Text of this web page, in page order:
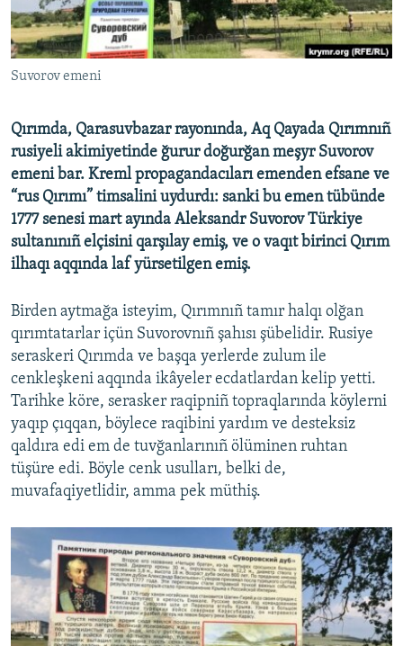
Русский
Українською
RFE/RS bütün saytları
Suvorov emeni
Qırımda, Qarasuvbazar rayonında, Aq Qayada Qırımnıñ
rusiyeli akimiyetinde ğurur doğurğan meşyr Suvorov
emeni bar. Kreml propagandacıları emenden efsane ve
“rus Qırımı” timsalini uydurdı: sanki bu emen tübünde
1777 senesi mart ayında Aleksandr Suvorov Türkiye
sultanınıñ elçisini qarşılay emiş, ve o vaqıt birinci Qırım
ilhaqı aqqında laf yürsetilgen emiş.
Birden aytmağa isteyim, Qırımnıñ tamır halqı olğan
qırımtatarlar içün Suvorovnıñ şahısı şübelidir. Rusiye
seraskeri Qırımda ve başqa yerlerde zulum ile
cenkleşkeni aqqında ikâyeler ecdatlardan kelip yetti.
Tarihke köre, serasker raqipniñ topraqlarında köylerni
yaqıp çıqqan, böylece raqibini yardım ve desteksiz
qaldıra edi em de tuvğanlarınıñ ölüminen ruhtan
tüşüre edi. Böyle cenk usulları, belki de,
muvafaqiyetlidir, amma pek müthiş.